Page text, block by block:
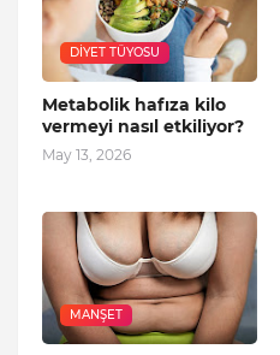
DIYET TÜYOSU
Metabolik hafıza kilo
vermeyi nasıl etkiliyor?
May 13, 2026
MANŞET